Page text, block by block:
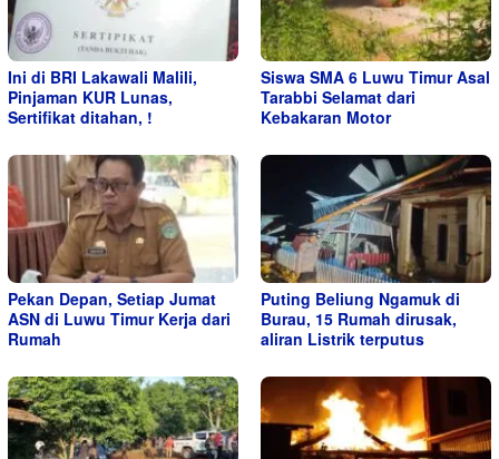
Ini di BRI Lakawali Malili,
Pinjaman KUR Lunas,
Sertifikat ditahan, !
Siswa SMA 6 Luwu Timur Asal
Tarabbi Selamat dari
Kebakaran Motor
Pekan Depan, Setiap Jumat
ASN di Luwu Timur Kerja dari
Rumah
Puting Beliung Ngamuk di
Burau, 15 Rumah dirusak,
aliran Listrik terputus